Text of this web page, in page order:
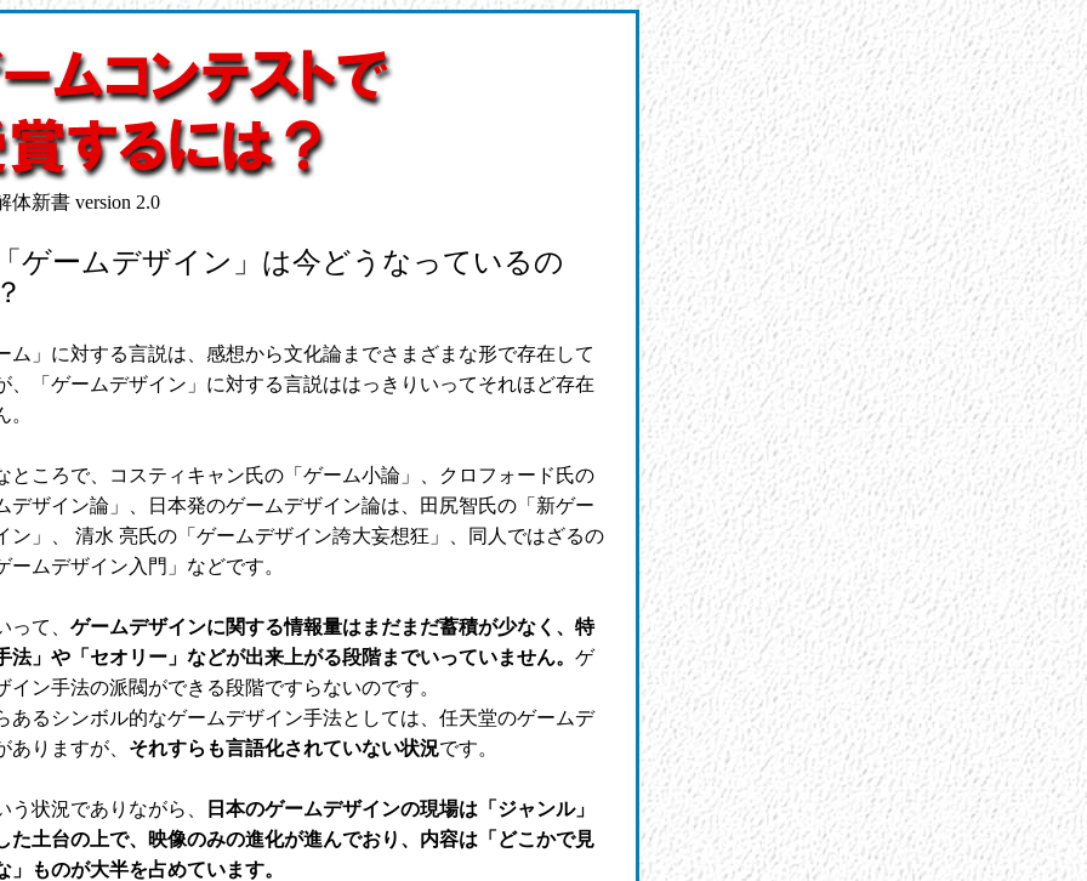
体新書 version 2.0
ゲームデザイン」は今どうなっているの
」に対する言説は、感想から文化論までさまざまな形で存在して
、「ゲームデザイン」に対する言説ははっきりいってそれほど存在
。
ころで、コスティキャン氏の「ゲーム小論」、クロフォード氏の
デザイン論」、日本発のゲームデザイン論は、田尻智氏の「新ゲー
ン」、 清水 亮氏の「ゲームデザイン誇大妄想狂」、同人ではざるの
ームデザイン入門」などです。
て、 ゲームデザインに関する情報量はまだまだ蓄積が少なく、特
法」や「セオリー」などが出来上がる段階までいっていません。 ゲ
イン手法の派閥ができる段階ですらないのです。
るシンボル的なゲームデザイン手法としては、任天堂のゲームデ
ありますが、 それすらも言語化されていない状況です。
状況でありながら、
日本のゲームデザインの現場は「ジャンル」
た土台の上で、映像のみの進化が進んでおり、内容は「どこかで見
」ものが大半を占めています。